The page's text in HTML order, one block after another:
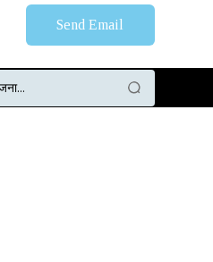
Send Email